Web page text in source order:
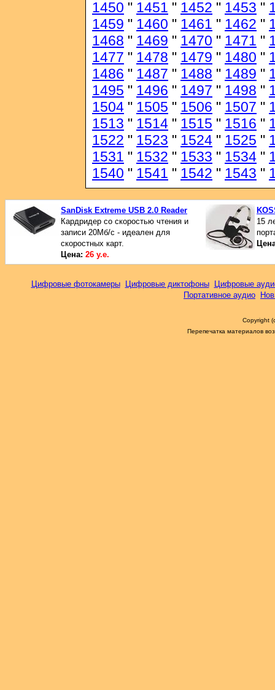
1450 " 1451 " 1452 " 1453 "
1459 " 1460 " 1461 " 1462 "
1468 " 1469 " 1470 " 1471 "
1477 " 1478 " 1479 " 1480 "
1486 " 1487 " 1488 " 1489 "
1495 " 1496 " 1497 " 1498 "
1504 " 1505 " 1506 " 1507 "
1513 " 1514 " 1515 " 1516 "
1522 " 1523 " 1524 " 1525 "
1531 " 1532 " 1533 " 1534 "
1540 " 1541 " 1542 " 1543 "
SanDisk Extreme USB 2.0 Reader
Кардридер со скоростью чтения и
записи 20Мб/с - идеален для
скоростных карт.
Цена: 26 у.е.
15
Цифровые фотокамеры Цифровые диктофоны
Цифровые
Портативное аудио
Copyright
Перепечатка материалов